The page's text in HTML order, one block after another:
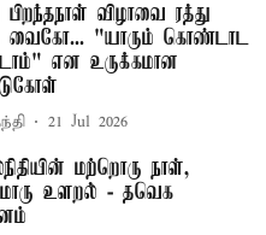
பிறந்தநாள் விழாவை ரத்து
வைகோ... "யாரும் கொண்டாட
என உருக்கமான
21 Jul 2026
மற்றொரு நாள்,
உளறல் - தவெக